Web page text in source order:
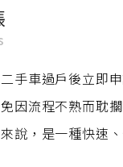
手車過戶後立即
因流程不熟而耽
說，是一種快速